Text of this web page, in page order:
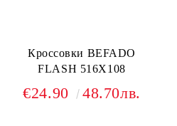
Кроссовки BEFADO
FLASH 516X108
€24.90 48.70лв.